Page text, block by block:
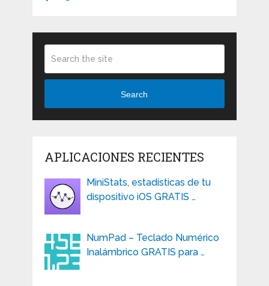
Search
APLICACIONES RECIENTES
MiniStats, estadísticas de tu
dispositivo iOS GRATIS …
NumPad – Teclado Numérico
Inalámbrico GRATIS para …